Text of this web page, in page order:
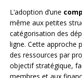
L’adoption d’une
même aux petites
catégorisation des
ligne. Cette approche
des ressources par
objectif stratégique,